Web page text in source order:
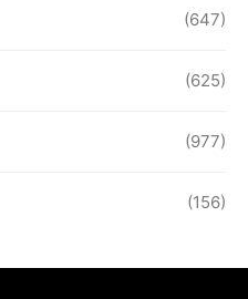
(647)
(625)
(977)
(156)